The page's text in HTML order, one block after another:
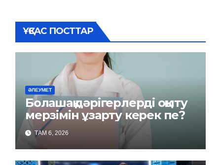
ҰҚСАС ПОСТТАР
ӘЛЕУМЕТ
Болашақ дәрігерлерді оқыту
мерзімін ұзарту керек пе?
ТАМ 6, 2026